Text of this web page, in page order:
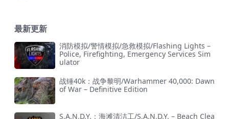
最新更新
消防模拟/警情模拟/急救模拟/Flashing Lights –
Police, Firefighting, Emergency Services Sim
ulator
战锤40k：战争黎明/Warhammer 40,000: Dawn
of War – Definitive Edition
S.A.N.D.Y.：海滩清洁工/S.A.N.D.Y. – Beach Clea